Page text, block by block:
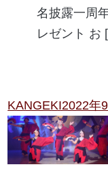
名披露一周
レゼント お
KANGEKI2022年